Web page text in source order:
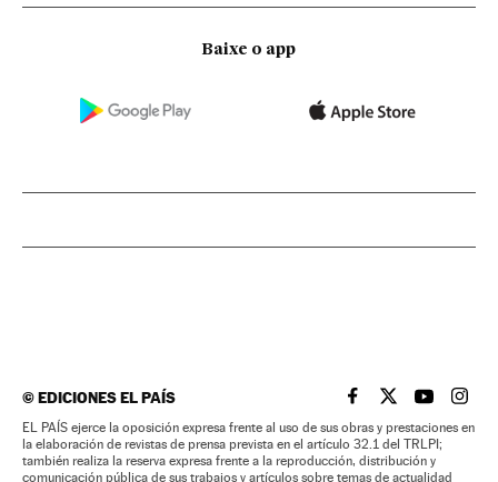
Baixe o app
©EDICIONES EL PAÍS EL PAÍS BRASIL EN
EL PAÍSEL PAÍS
EL
EL PAÍS ejerce la oposición expresa frente al uso de sus obras y prestaciones en
la elaboración de revistas de prensa prevista en el artículo 32.1 del TRLPI;
también realiza la reserva expresa frente a la reproducción, distribución y
comunicación pública de sus trabajos y artículos sobre temas de actualidad